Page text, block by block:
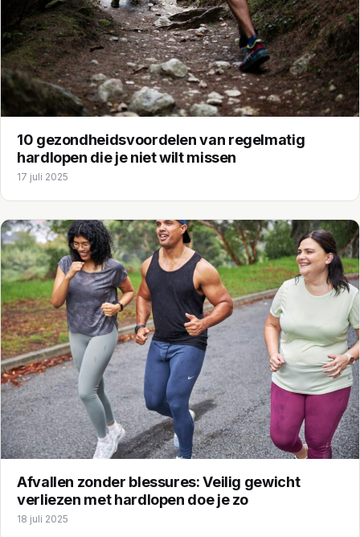
10 gezondheidsvoordelen van regelmatig
hardlopen die je niet wilt missen
17 juli 2025
Afvallen zonder blessures: Veilig gewicht
verliezen met hardlopen doe je zo
18 juli 2025